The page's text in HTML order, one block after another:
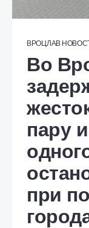
ВРОЦЛАВ
Во
пару
при